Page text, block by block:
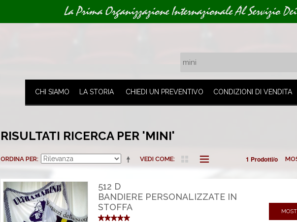
La Prima Organizzazione Internazionale Al Servizio
CHI SIAMO LA STORIA CHIEDI UN PREVENTIVO CONDIZIONI DI VENDITA
RISULTATI RICERCA PER 'MINI'
VEDI COME
ORDINA PER 1 Prodotti/o
512 D
BANDIERE PERSONALIZZATE IN
STOFFA